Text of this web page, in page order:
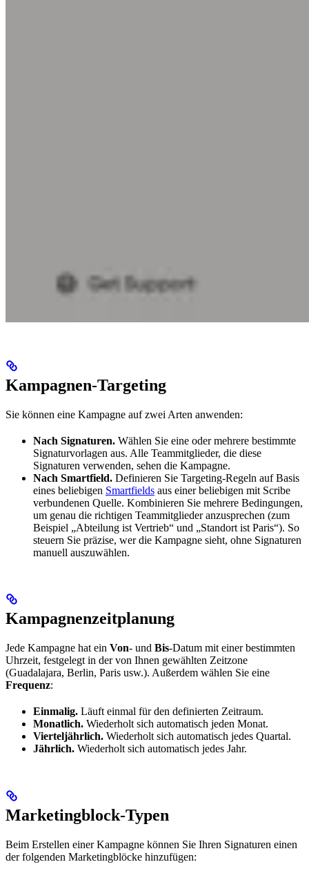
Kampagnen-Targeting
Sie können eine Kampagne auf zwei Arten anwenden:
Nach Signaturen. Wählen Sie eine oder mehrere bestimmte
Signaturvorlagen aus. Alle Teammitglieder, die diese
Signaturen verwenden, sehen die Kampagne.
Nach Smartfield. Definieren Sie Targeting-Regeln auf Basis
eines beliebigen Smartfields aus einer beliebigen mit Scribe
verbundenen Quelle. Kombinieren Sie mehrere Bedingungen,
um genau die richtigen Teammitglieder anzusprechen (zum
Beispiel „Abteilung ist Vertrieb“ und „Standort ist Paris“). So
steuern Sie präzise, wer die Kampagne sieht, ohne Signaturen
manuell auszuwählen.
Kampagnenzeitplanung
Jede Kampagne hat ein Von- und Bis-Datum mit einer bestimmten
Uhrzeit, festgelegt in der von Ihnen gewählten Zeitzone
(Guadalajara, Berlin, Paris usw.). Außerdem wählen Sie eine
Frequenz:
Einmalig. Läuft einmal für den definierten Zeitraum.
Monatlich. Wiederholt sich automatisch jeden Monat.
Vierteljährlich. Wiederholt sich automatisch jedes Quartal.
Jährlich. Wiederholt sich automatisch jedes Jahr.
Marketingblock-Typen
Beim Erstellen einer Kampagne können Sie Ihren Signaturen einen
der folgenden Marketingblöcke hinzufügen: